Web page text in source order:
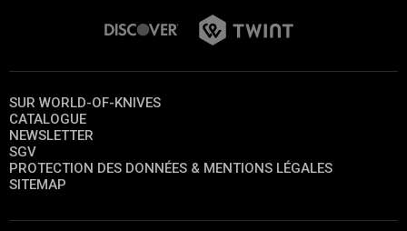
SUR WORLD-OF-KNIVES
CATALOGUE
NEWSLETTER
SGV
PROTECTION DES DONNÉES & MENTIONS LÉGALES
SITEMAP